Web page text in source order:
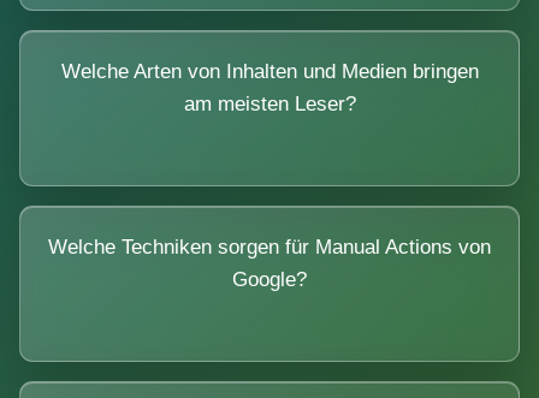
Welche Arten von Inhalten und Medien bringen
am meisten Leser?
Welche Techniken sorgen für Manual Actions von
Google?